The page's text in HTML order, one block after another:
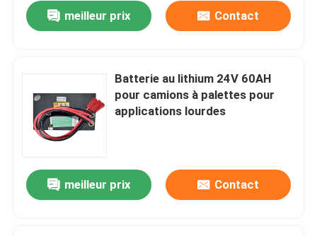
meilleur prix Contact
Batterie au lithium 24V 60AH
pour camions à palettes pour
applications lourdes
meilleur prix Contact